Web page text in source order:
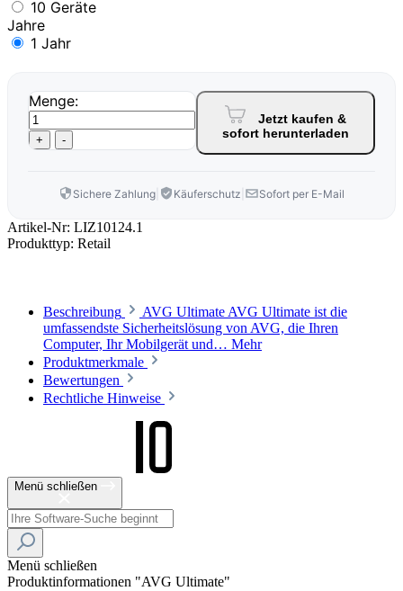
10 Geräte
Jahre
1 Jahr
Menge:
+ -
Jetzt kaufen &
sofort herunterladen
Sichere Zahlung Käuferschutz Sofort per E-Mail
Artikel-Nr: LIZ10124.1
Produkttyp: Retail
Beschreibung
AVG Ultimate AVG Ultimate ist die
umfassendste Sicherheitslösung von AVG, die Ihren
Computer, Ihr Mobilgerät und… Mehr
Produktmerkmale
Bewertungen
Rechtliche Hinweise
Menü schließen
Menü schließen
Produktinformationen "AVG Ultimate"